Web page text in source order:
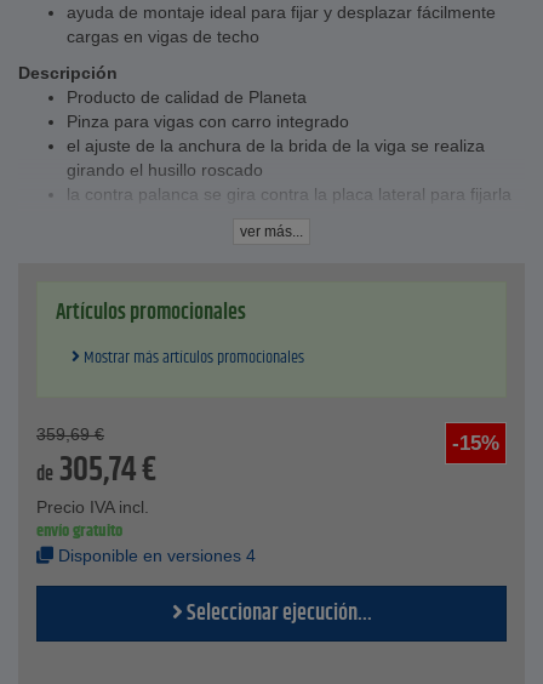
ayuda de montaje ideal para fijar y desplazar fácilmente
cargas en vigas de techo
Descripción
Producto de calidad de Planeta
Pinza para vigas con carro integrado
el ajuste de la anchura de la brida de la viga se realiza
girando el husillo roscado
la contra palanca se gira contra la placa lateral para fijarla
mecanizados con rodamientos de bolas encapsulados y
el husillo está protegido contra la corrosión mediante
Datos tecnicos
Capacidades de carga - 1,0 t - 5,0 t
ver más...
Artículos promocionales
Mostrar más artículos promocionales
-15%
359,69 €
de 305,74€
Precio IVA incl.
envío gratuito
Disponible en versiones 4
Seleccionar ejecución...